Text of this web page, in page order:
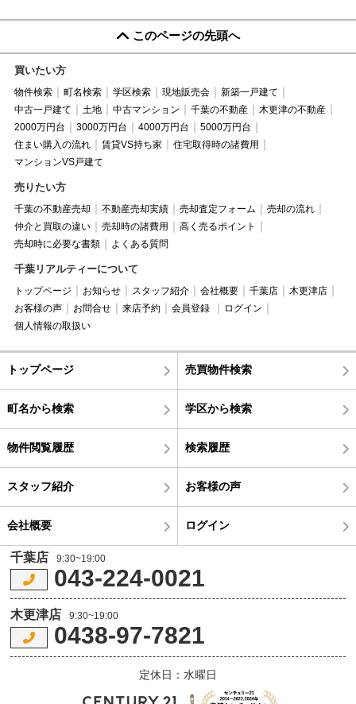
このページの先頭へ
買いたい方
物件検索 町名検索 学区検索 現地販売会
新築一戸建て
中古一戸建て
土地 中古マンション 千葉の不動産
木更津の不動産
2000万円台
3000万円台 4000万円台
5000万円台
住まい購入の流れ
賃貸VS持ち家
住宅取得時の諸費用
マンションVS戸建て
売りたい方
千葉の不動産売却 不動産売却実績 売却査定フォーム
売却の流れ
仲介と買取の違い
売却時の諸費用
高く売るポイント
売却時に必要な書類
よくある質問
千葉リアルティーについて
トップページ お知らせ スタッフ紹介 会社概要 千葉店
木更津店
お客様の声
お問合せ 来店予約 会員登録
ログイン
個人情報の取扱い
トップページ 売買物件検索
町名から検索 学区から検索
物件閲覧履歴 検索履歴
スタッフ紹介 お客様の声
会社概要 ログイン
千葉店 9:30~19:00
043-224-0021
木更津店 9:30~19:00
0438-97-7821
定休日：水曜日